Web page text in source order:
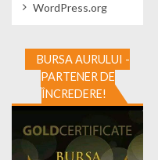
WordPress.org
BURSA AURULUI -
PARTENER DE
ÎNCREDERE!